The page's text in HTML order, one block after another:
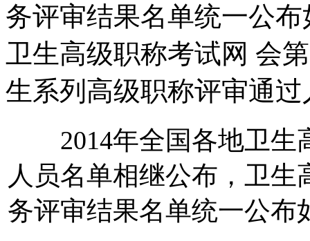
务评审结果名单统一公
卫生高级职称考试网 会
生系列高级职称评审通
2014年全国各地卫生
人员名单相继公布，卫
务评审结果名单统一公布